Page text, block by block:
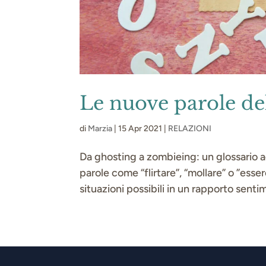
Le nuove parole
di Marzia |15 Apr 2021 RELAZIONI
Da ghosting a zombieing: un glossario
parole come “flirtare”, “mollare” o
situazioni possibili in un rapporto